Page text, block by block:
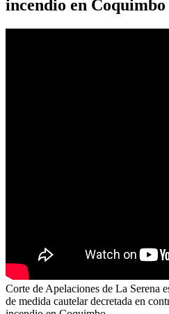
incendio en Coquimbo
Corte de Apelaciones de La Serena
de medida cautelar decretada en